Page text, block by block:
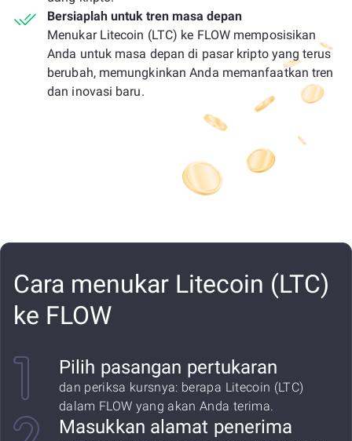
Bersiaplah untuk tren masa depan
Menukar Litecoin (LTC) ke FLOW memposisikan
Anda untuk masa depan di pasar kripto yang terus
berubah, memungkinkan Anda memanfaatkan tren
dan inovasi baru.
Cara menukar Litecoin (LTC)
ke FLOW
Pilih pasangan pertukaran
dan periksa kursnya: berapa Litecoin (LTC)
dalam FLOW yang akan Anda terima.
Masukkan alamat penerima